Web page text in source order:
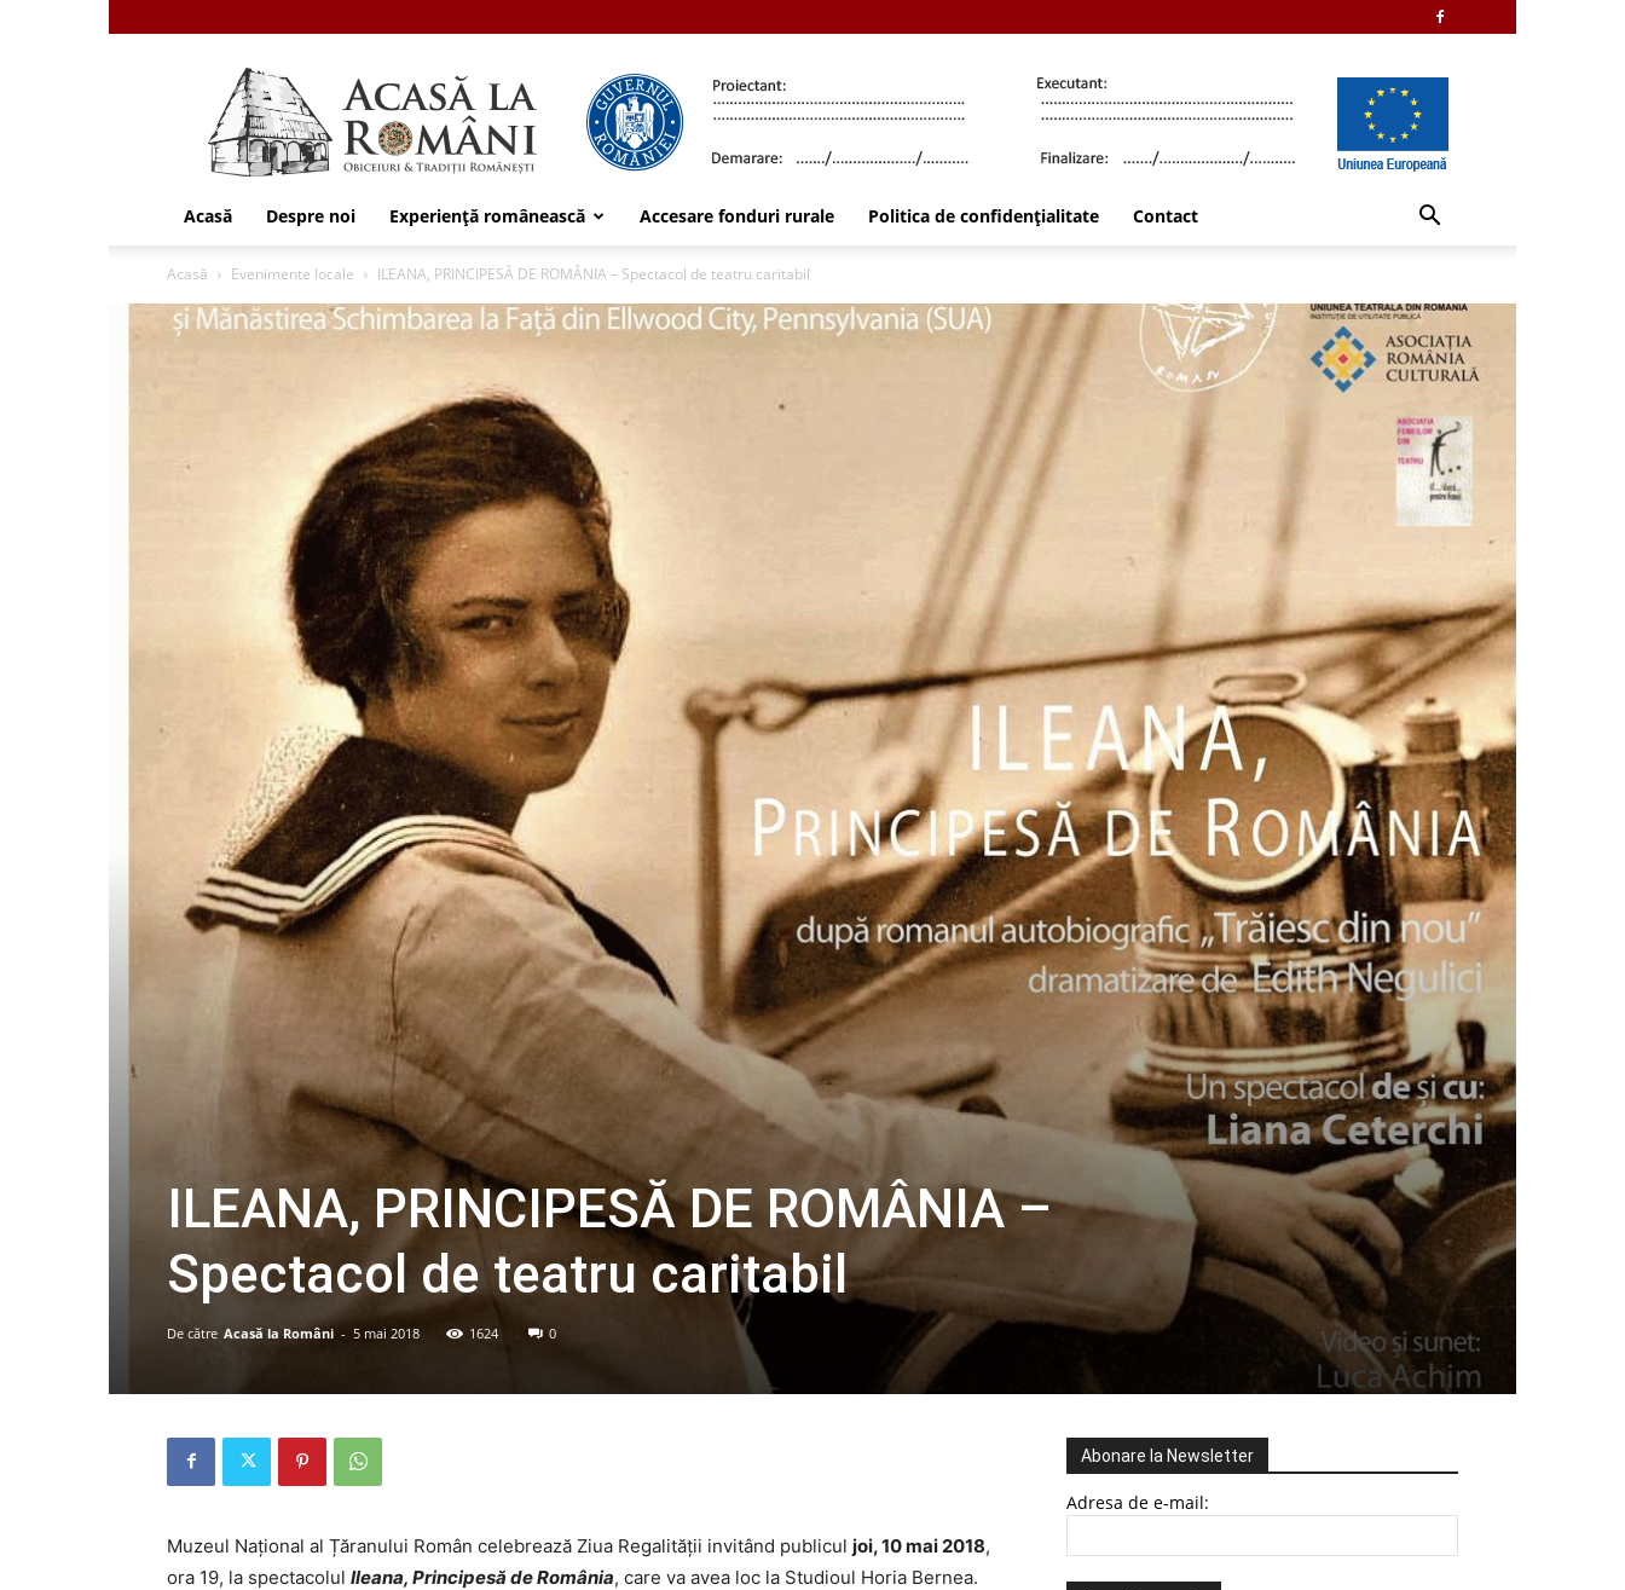
Acasa
la
Romani
Acasă Despre noi Experiență românească Accesare fonduri rurale Politica de confidențialitate Contact
Acasă Evenimente locale ILEANA, PRINCIPESĂ DE ROMÂNIA – Spectacol de teatru caritabil
ILEANA, PRINCIPESĂ DE ROMÂNIA –
Spectacol de teatru caritabil
De către Acasă la Români - 5 mai 2018 1624 0
Muzeul Național al Țăranului Român celebrează Ziua Regalității invitând publicul joi, 10 mai 2018,
ora 19, la spectacolul Ileana, Principesă de România, care va avea loc la Studioul Horia Bernea.
Abonare la Newsletter
Adresa de e-mail: